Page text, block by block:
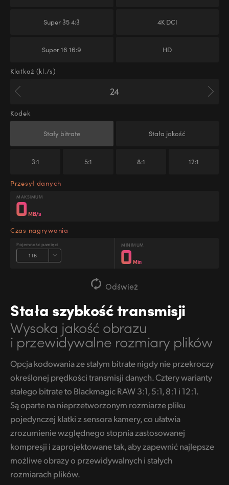
Super 35 4:3 4K DCI
Super 16 16:9 HD
Klatkaż (kl./s)
Kodek
Stały bitrate Stała jakość
3:1 5:1 8:1 12:1
Przesył danych
MAKSIMUM
0 MB/s
Czas nagrywania
Pojemność pamięci
1 TB
MINIMUM
0 Min
Odśwież
Stała szybkość transmisji
Wysoka jakość obrazu
i przewidywalne rozmiary plików
Opcja kodowania ze stałym bitrate nigdy nie przekroczy
określonej prędkości transmisji danych. Cztery warianty
stałego bitrate to Blackmagic RAW 3:1, 5:1, 8:1 i 12:1.
Są oparte na nieprzetworzonym rozmiarze pliku
pojedynczej klatki z sensora kamery, co ułatwia
zrozumienie względnego stopnia zastosowanej
kompresji i zaprojektowane tak, aby zapewnić najlepsze
możliwe obrazy o przewidywalnych i stałych
rozmiarach plików.